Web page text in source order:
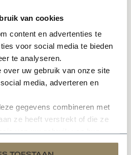
van cookies
content en advertenties te
voor social media te bieden
te analyseren.
over uw gebruik van onze site
media, adverteren en
gegevens combineren met
ze heeft verstrekt of die ze
zwart